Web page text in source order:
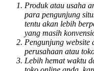
Produk atau usaha
para pengunjung
tentu akan lebih
yang masih
Pengunjung website
perusahaan atau
Lebih hemat waktu